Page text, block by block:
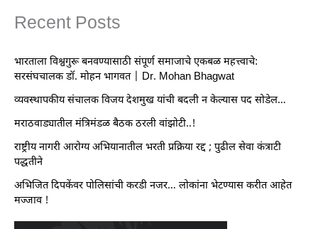
Recent Posts
भारताला विश्वगुरू बनवण्यासाठी संपूर्ण समाजाचे एकबळ महत्त्वाचे:
सरसंघचालक डॉ. मोहन भागवत | Dr. Mohan Bhagwat
व्यवस्थापकीय संचालक विजय देशमुख यांची बदली न केल्यास पद सोडेल…
मराठवाड्यातील मंत्रिमंडळ बैठक ठरली वांझोटी..!
राष्ट्रीय नागरी आरोग्य अभियानातील भरती प्रक्रिया रद्द ; पुढील सेवा कंत्राटी
पद्धतीने
अभिजित दिपकेंवर पोलिसांची करडी नजर… लोकांना भेटण्यास करीत आहेत
मज्जाव !